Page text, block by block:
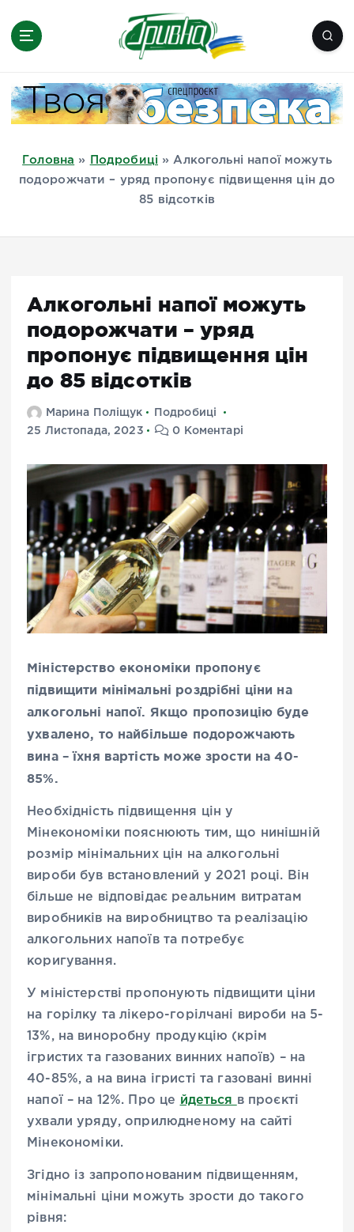
Миколаїв, Одеса, Мелітополь
Головна » Подробиці » Алкогольні напої можуть
подорожчати – уряд пропонує підвищення цін до
85 відсотків
Алкогольні напої можуть
подорожчати – уряд
пропонує підвищення цін
до 85 відсотків
Марина Поліщук
Подробиці
25 Листопада, 2023
0 Коментарі
Міністерство економіки пропонує
підвищити мінімальні роздрібні ціни на
алкогольні напої. Якщо пропозицію буде
ухвалено, то найбільше подорожчають
вина – їхня вартість може зрости на 40-
85%.
Необхідність підвищення цін у
Мінекономіки пояснюють тим, що нинішній
розмір мінімальних цін на алкогольні
вироби був встановлений у 2021 році. Він
більше не відповідає реальним витратам
виробників на виробництво та реалізацію
алкогольних напоїв та потребує
коригування.
У міністерстві пропонують підвищити ціни
на горілку та лікеро-горілчані вироби на 5-
13%, на виноробну продукцію (крім
ігристих та газованих винних напоїв) – на
40-85%, а на вина ігристі та газовані винні
напої – на 12%. Про це йдеться в проєкті
ухвали уряду, оприлюдненому на сайті
Мінекономіки.
Згідно із запропонованим підвищенням,
мінімальні ціни можуть зрости до такого
рівня: